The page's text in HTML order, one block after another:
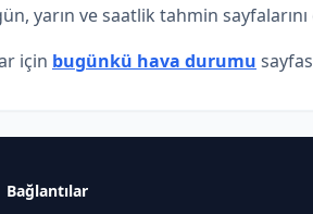
yarın ve saatlik tahmin
için bugünkü hava durumu
Bağlantılar